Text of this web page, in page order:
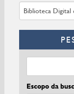
Escopo da